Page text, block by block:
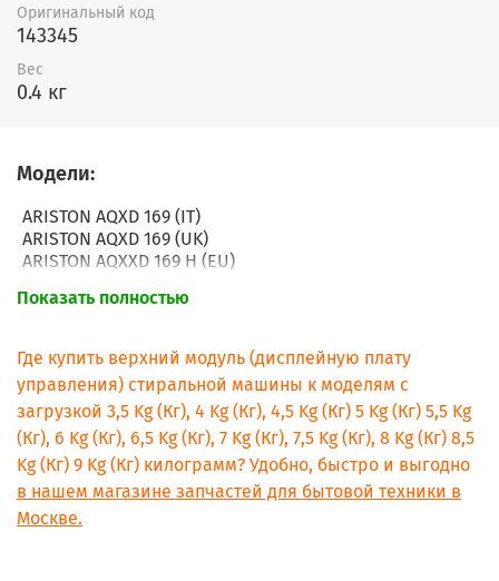
Оригинальный код
143345
Вес
0.4 кг
Модели:
ARISTON AQXD 169 (IT)
ARISTON AQXD 169 (UK)
ARISTON AQXXD 169 H (EU)
ARISTON AQXXD 149 H (AUS)
ARISTON AQGD 149 S (EU)
ARISTON AQGD 169 H (FR)
ARISTON AQGD 169 S H (EU)
ARISTON AQXGD 149 S (EX)
HOTPOINT AQXXD 169 PM (UK)
HOTPOINT AQXGD 169 PM (UK)
HOTPOINT AQGD 169 S (UK)
HOTPOINT AQXGD 169 PM (UK).N
Hotpoint-Ariston AQGD 169 H (EU) / HA
Показать полностью
Где купить верхний модуль (дисплейную плату
управления) стиральной машины к моделям с
загрузкой 3,5 Kg (Кг), 4 Kg (Кг), 4,5 Kg (Кг) 5 Kg (Кг) 5,5 Kg
(Кг), 6 Kg (Кг), 6,5 Kg (Кг), 7 Kg (Кг), 7,5 Kg (Кг), 8 Kg (Кг) 8,5
Kg (Кг) 9 Kg (Кг) килограмм? Удобно, быстро и выгодно
в нашем магазине запчастей для бытовой техники в
Москве.